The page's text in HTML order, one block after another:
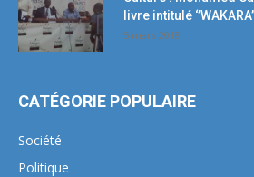
livre intitulé
5 mars 2018
CATÉGORIE POPULAIRE
Société
Politique